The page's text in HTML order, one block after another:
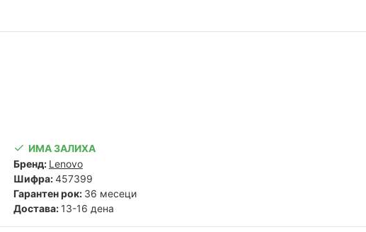
ИМА ЗАЛИХА
Бренд: Lenovo
Шифра:457399
Гарантен рок: 36 месеци
Достава: 13-16 дена